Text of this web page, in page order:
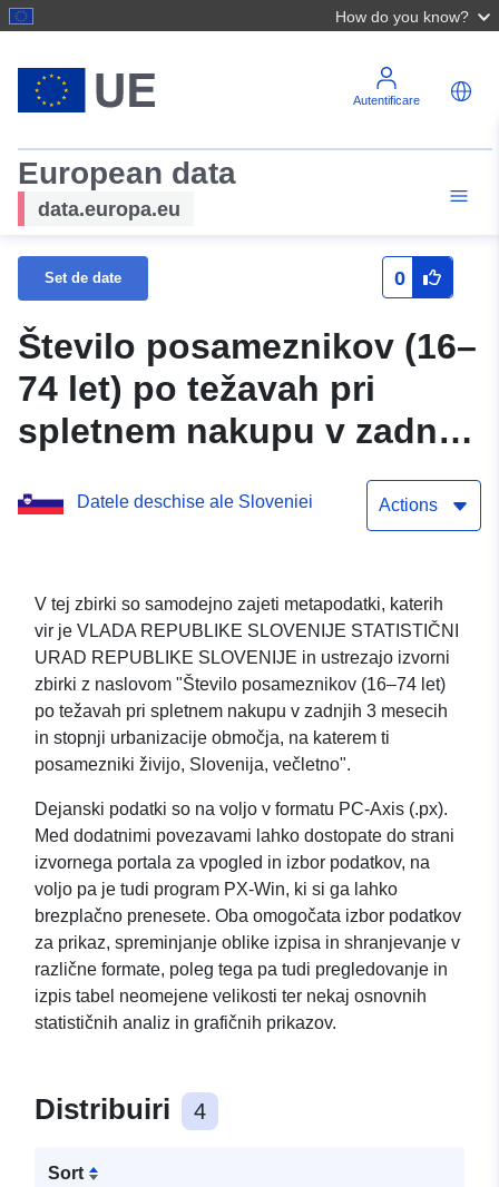
How do you know?
Autentificare
European data
data.europa.eu
Set de date 0
Število posameznikov (16–
74 let) po težavah pri
spletnem nakupu v zadnjih
urbanizacije območja, na
živijo, Slovenija, večletno
Datele deschise ale Sloveniei Actions
V tej zbirki so samodejno zajeti metapodatki, katerih
vir je VLADA REPUBLIKE SLOVENIJE STATISTIČNI
URAD REPUBLIKE SLOVENIJE in ustrezajo izvorni
zbirki z naslovom "Število posameznikov (16–74 let)
po težavah pri spletnem nakupu v zadnjih 3 mesecih
in stopnji urbanizacije območja, na katerem ti
posamezniki živijo, Slovenija, večletno".
Dejanski podatki so na voljo v formatu PC-Axis (.px).
Med dodatnimi povezavami lahko dostopate do strani
izvornega portala za vpogled in izbor podatkov, na
voljo pa je tudi program PX-Win, ki si ga lahko
brezplačno prenesete. Oba omogočata izbor podatkov
za prikaz, spreminjanje oblike izpisa in shranjevanje v
različne formate, poleg tega pa tudi pregledovanje in
izpis tabel neomejene velikosti ter nekaj osnovnih
statističnih analiz in grafičnih prikazov.
Distribuiri 4
Sort